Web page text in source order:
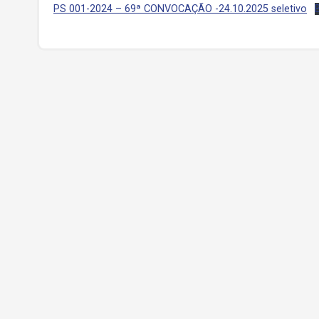
PS 001-2024 – 69ª CONVOCAÇÃO -24.10.2025 seletivo